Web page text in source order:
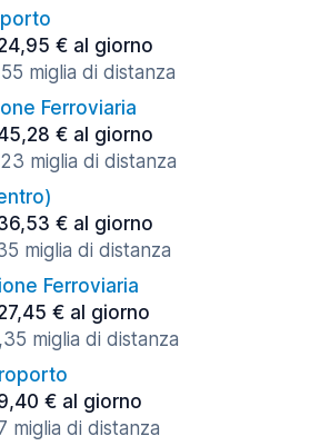
€ al giorno
miglia di distanza
Ferroviaria
€ al giorno
miglia di distanza
€ al giorno
miglia di distanza
Ferroviaria
€ al giorno
miglia di distanza
€ al giorno
miglia di distanza